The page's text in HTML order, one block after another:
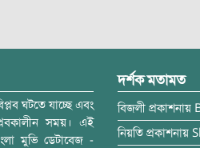
ঘটতে যাচ্ছে এবং
সময়। এই
মুভি ডেটাবেজ -
দর্শক মতামত
বিজলী প্রকাশনায়
নিয়তি প্রকাশনায়